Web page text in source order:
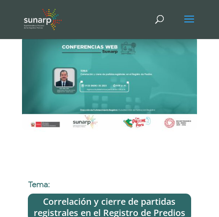
Tema:
Correlación y cierre de partidas
registrales en el Registro de Predios